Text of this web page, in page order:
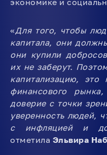
экономике и
«Для того, чтобы
капитала, они
они купили
их не заберут.
капитализацию, это
финансового
доверие с точки
уверенность людей,
с инфляцией и
отметила Эльвира